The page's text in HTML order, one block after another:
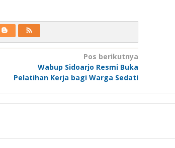
Pos berikutnya
Wabup Sidoarjo Resmi Buka
Pelatihan Kerja bagi Warga Sedati